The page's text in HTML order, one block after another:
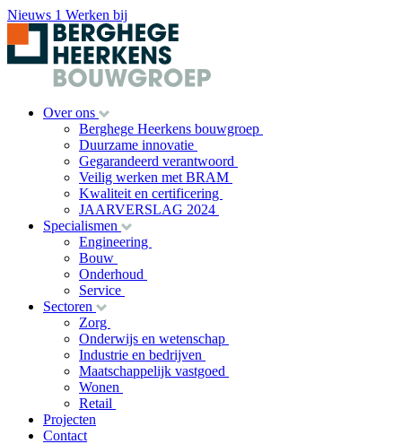
Nieuws 1 Werken bij
Over ons
Berghege Heerkens bouwgroep
Duurzame innovatie
Gegarandeerd verantwoord
Veilig werken met BRAM
Kwaliteit en certificering
JAARVERSLAG 2024
Specialismen
Engineering
Bouw
Onderhoud
Service
Sectoren
Zorg
Onderwijs en wetenschap
Industrie en bedrijven
Maatschappelijk vastgoed
Wonen
Retail
Projecten
Contact